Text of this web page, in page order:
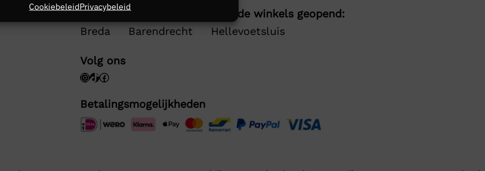
CookiebeleidPrivacybeleid
Op dit moment zijn de volgende winkels geopend:
Breda
Barendrecht Hellevoetsluis
Volg ons
Betalingsmogelijkheden